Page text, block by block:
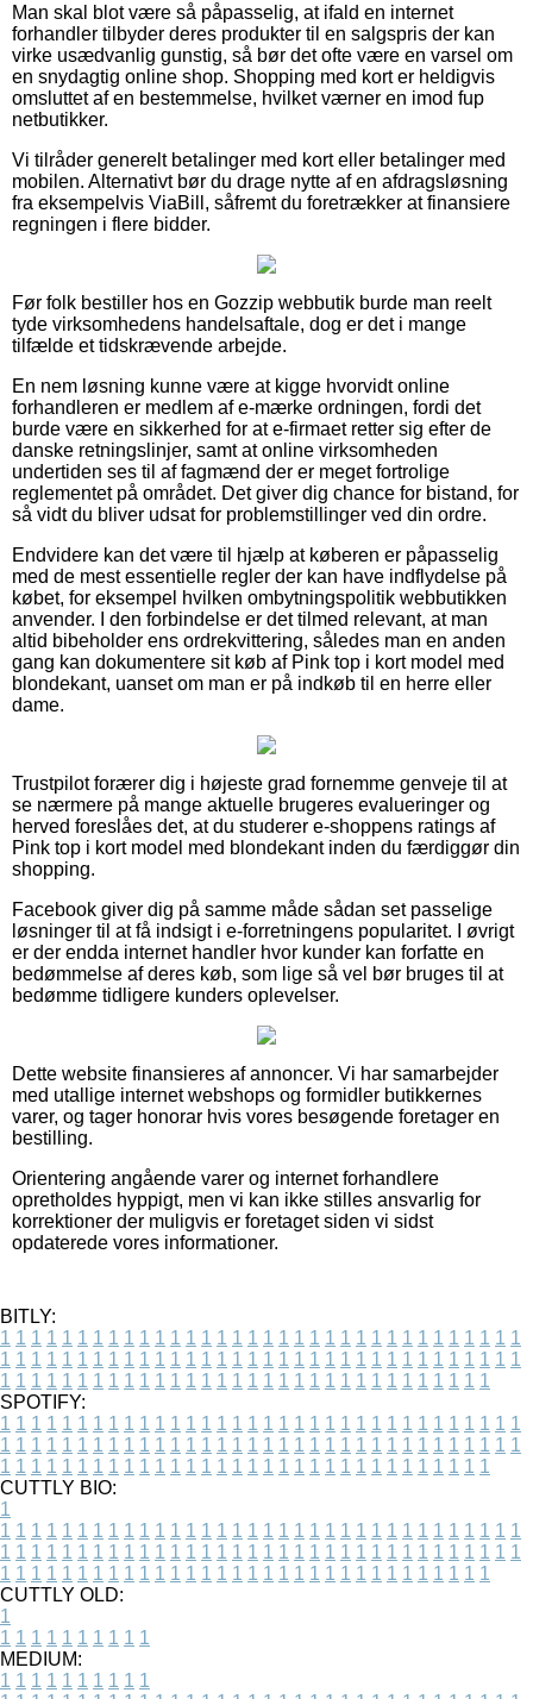
Man skal blot være så påpasselig, at ifald en internet
forhandler tilbyder deres produkter til en salgspris der kan
virke usædvanlig gunstig, så bør det ofte være en varsel om
en snydagtig online shop. Shopping med kort er heldigvis
omsluttet af en bestemmelse, hvilket værner en imod fup
netbutikker.
Vi tilråder generelt betalinger med kort eller betalinger med
mobilen. Alternativt bør du drage nytte af en afdragsløsning
fra eksempelvis ViaBill, såfremt du foretrækker at finansiere
regningen i flere bidder.
Før folk bestiller hos en Gozzip webbutik burde man reelt
tyde virksomhedens handelsaftale, dog er det i mange
tilfælde et tidskrævende arbejde.
En nem løsning kunne være at kigge hvorvidt online
forhandleren er medlem af e-mærke ordningen, fordi det
burde være en sikkerhed for at e-firmaet retter sig efter de
danske retningslinjer, samt at online virksomheden
undertiden ses til af fagmænd der er meget fortrolige
reglementet på området. Det giver dig chance for bistand, for
så vidt du bliver udsat for problemstillinger ved din ordre.
Endvidere kan det være til hjælp at køberen er påpasselig
med de mest essentielle regler der kan have indflydelse på
købet, for eksempel hvilken ombytningspolitik webbutikken
anvender. I den forbindelse er det tilmed relevant, at man
altid bibeholder ens ordrekvittering, således man en anden
gang kan dokumentere sit køb af Pink top i kort model med
blondekant, uanset om man er på indkøb til en herre eller
dame.
Trustpilot forærer dig i højeste grad fornemme genveje til at
se nærmere på mange aktuelle brugeres evalueringer og
herved foreslåes det, at du studerer e-shoppens ratings af
Pink top i kort model med blondekant inden du færdiggør din
shopping.
Facebook giver dig på samme måde sådan set passelige
løsninger til at få indsigt i e-forretningens popularitet. I øvrigt
er der endda internet handler hvor kunder kan forfatte en
bedømmelse af deres køb, som lige så vel bør bruges til at
bedømme tidligere kunders oplevelser.
Dette website finansieres af annoncer. Vi har samarbejder
med utallige internet webshops og formidler butikkernes
varer, og tager honorar hvis vores besøgende foretager en
bestilling.
Orientering angående varer og internet forhandlere
opretholdes hyppigt, men vi kan ikke stilles ansvarlig for
korrektioner der muligvis er foretaget siden vi sidst
opdaterede vores informationer.
BITLY:
1 1 1 1 1 1 1 1 1 1 1 1 1 1 1 1 1 1 1 1 1 1 1 1 1 1 1 1 1 1 1 1 1 1
1 1 1 1 1 1 1 1 1 1 1 1 1 1 1 1 1 1 1 1 1 1 1 1 1 1 1 1 1 1 1 1 1 1
1 1 1 1 1 1 1 1 1 1 1 1 1 1 1 1 1 1 1 1 1 1 1 1 1 1 1 1 1 1 1 1
SPOTIFY:
1 1 1 1 1 1 1 1 1 1 1 1 1 1 1 1 1 1 1 1 1 1 1 1 1 1 1 1 1 1 1 1 1 1
1 1 1 1 1 1 1 1 1 1 1 1 1 1 1 1 1 1 1 1 1 1 1 1 1 1 1 1 1 1 1 1 1 1
1 1 1 1 1 1 1 1 1 1 1 1 1 1 1 1 1 1 1 1 1 1 1 1 1 1 1 1 1 1 1 1
CUTTLY BIO:
1
1 1 1 1 1 1 1 1 1 1 1 1 1 1 1 1 1 1 1 1 1 1 1 1 1 1 1 1 1 1 1 1 1 1
1 1 1 1 1 1 1 1 1 1 1 1 1 1 1 1 1 1 1 1 1 1 1 1 1 1 1 1 1 1 1 1 1 1
1 1 1 1 1 1 1 1 1 1 1 1 1 1 1 1 1 1 1 1 1 1 1 1 1 1 1 1 1 1 1 1
CUTTLY OLD:
1
1 1 1 1 1 1 1 1 1 1
MEDIUM:
1 1 1 1 1 1 1 1 1 1